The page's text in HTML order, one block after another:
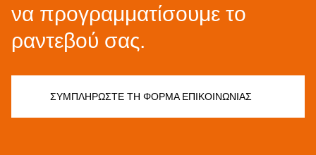
να προγραμματίσουμε το
ραντεβού σας.
ΣΥΜΠΛΗΡΩΣΤΕ ΤΗ ΦΟΡΜΑ ΕΠΙΚΟΙΝΩΝΙΑΣ